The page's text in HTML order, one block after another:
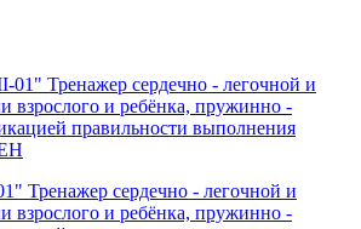
Тренажер сердечно - легочной и
взрослого и ребёнка, пружинно -